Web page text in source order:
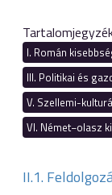
I. Román
III. Politikai és
V. Szellemi-
VI. Német−olasz
II.1.